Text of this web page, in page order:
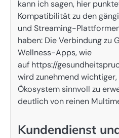
kann ich sagen, hier
Kompatibilität zu den
und Streaming-
haben: Die Verbindung zu
Wellness-Apps, wie
auf https://
wird zunehmend
Ökosystem sinnvoll zu
deutlich von reinen
Kundendienst